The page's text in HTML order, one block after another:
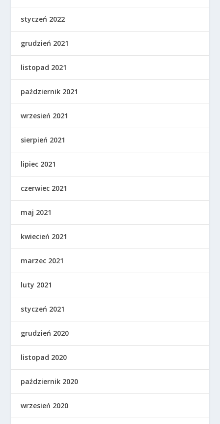
styczeń 2022
grudzień 2021
listopad 2021
październik 2021
wrzesień 2021
sierpień 2021
lipiec 2021
czerwiec 2021
maj 2021
kwiecień 2021
marzec 2021
luty 2021
styczeń 2021
grudzień 2020
listopad 2020
październik 2020
wrzesień 2020